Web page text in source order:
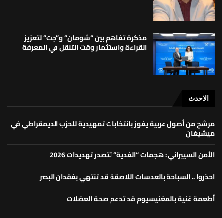
مذكرة تفاهم بين “شومان” و”جت” لتعزيز
القراءة واستثمار وقت التنقل في المعرفة
الاحدث
مرشح من أصول عربية يفوز بانتخابات تمهيدية للحزب الديمقراطي في
ميشيغان
الأمن السيبراني : هجمات “الفدية” تتصدر تهديدات 2026
احذروا .. السباحة بالعدسات اللاصقة قد تنتهي بفقدان البصر
أطعمة غنية بالمغنيسيوم قد تدعم صحة العضلات